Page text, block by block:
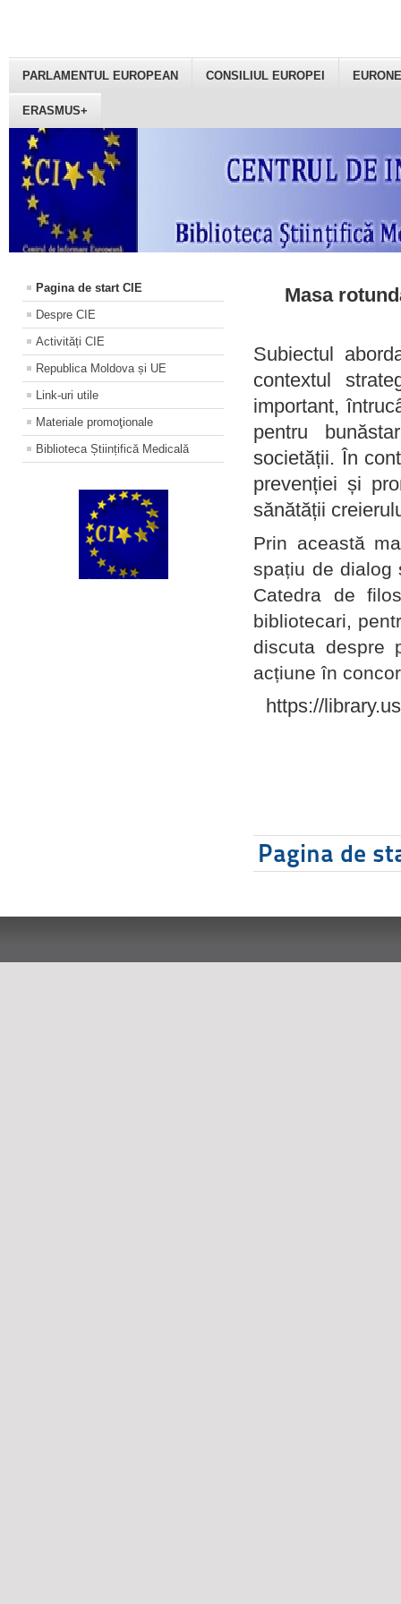
PARLAMENTUL EUROPEAN CONSILIUL EUROPEI
ERASMUS+
Pagina de start CIE
Despre CIE
Activități CIE
Republica Moldova și UE
Link-uri utile
Materiale promoţionale
Biblioteca Științifică Medicală
Masa
Subiectul
contextul
important,
pentru
societății. În
prevenției și
sănătății
Prin această
spațiu de dialog
Catedra de
bibliotecari,
discuta despre
acțiune în
https://
Pagina de